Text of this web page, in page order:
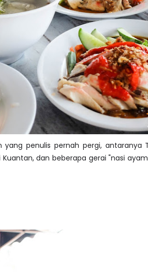
penulis pernah pergi, antaranya
Kuantan, dan beberapa gerai "nasi